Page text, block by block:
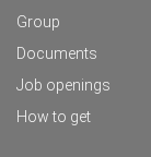
Group
Documents
Job openings
How to get